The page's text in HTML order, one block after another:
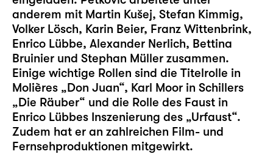
anderem mit Martin Kušej, Stefan Kimmig,
Volker Lösch, Karin Beier, Franz Wittenbrink,
Enrico Lübbe, Alexander Nerlich, Bettina
Bruinier und Stephan Müller zusammen.
Einige wichtige Rollen sind die Titelrolle in
Molières „Don Juan“, Karl Moor in Schillers
„Die Räuber“ und die Rolle des Faust in
Enrico Lübbes Inszenierung des „Urfaust“.
Zudem hat er an zahlreichen Film- und
Fernsehproduktionen mitgewirkt.